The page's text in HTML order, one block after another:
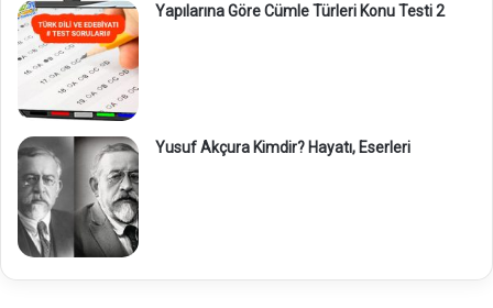
Yapılarına Göre Cümle Türleri Konu Testi 2
Yusuf Akçura Kimdir? Hayatı, Eserleri